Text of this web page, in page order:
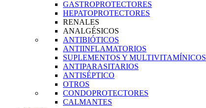
GASTROPROTECTORES
HEPATOPROTECTORES
RENALES
ANALGÉSICOS
ANTIBIÓTICOS
ANTIINFLAMATORIOS
SUPLEMENTOS Y MULTIVITAMÍNICOS
ANTIPARASITARIOS
ANTISÉPTICO
OTROS
CONDOPROTECTORES
CALMANTES